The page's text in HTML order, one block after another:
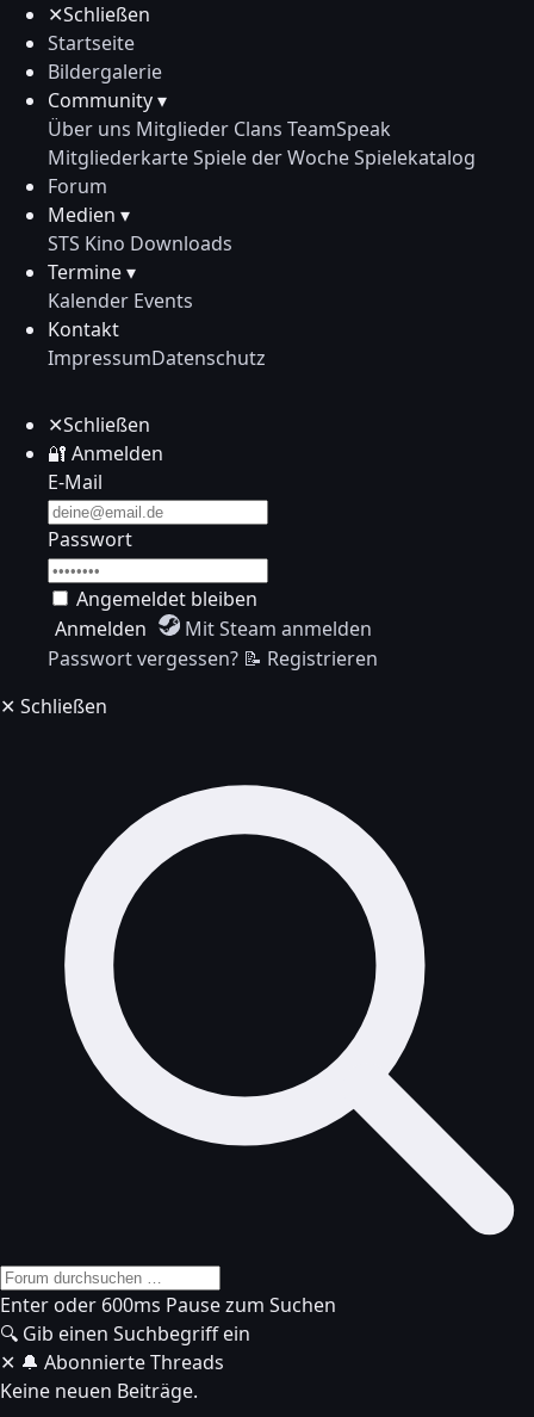
✕Schließen
Startseite
Bildergalerie
Community ▾
Über uns Mitglieder Clans TeamSpeak
MitgliederkarteSpiele der WocheSpielekatalog
Forum
Medien ▾
STS Kino Downloads
Termine ▾
Kalender Events
Kontakt
ImpressumDatenschutz
✕Schließen
🔐 Anmelden
E-Mail
Passwort
Angemeldet bleiben
Anmelden
Mit Steam anmelden
Passwort vergessen? 📝 Registrieren
✕ Schließen
Enter oder 600ms Pause zum Suchen
🔍 Gib einen Suchbegriff ein
✕ 🔔 Abonnierte Threads
Keine neuen Beiträge.